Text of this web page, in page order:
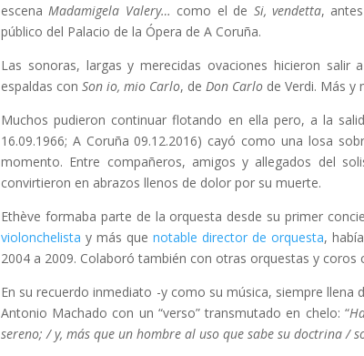
escenaMadamigela Valery… como el de Si, vendetta,
público del Palacio de la Ópera de A Coruña.
Las sonoras, largas y merecidas ovaciones hicieron
espaldas con Son io, mio Carlo, de Don Carlo de Verdi. Más
Muchos pudieron continuar flotando en ella pero, a la
16.09.1966; A Coruña 09.12.2016) cayó como una losa
momento. Entre compañeros, amigos y allegados del
convirtieron en abrazos llenos de dolor por su muerte.
Ethève formaba parte de la orquesta desde su primer
violonchelista y más quenotable director de orquesta,
2004 a 2009. Colaboró también con otras orquestas y
En su recuerdo inmediato -y como su música, siempre
Antonio Machado con un “verso” transmutado en chelo: “
sereno; / y, más que un hombre al uso que sabe su doctrina /